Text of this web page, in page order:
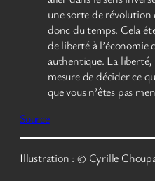
une sorte de
donc du temps. Cela
de liberté à l’économie
authentique. La liberté,
mesure de décider ce
que vous n’êtes pas
Source
Illustration : © Cyrille